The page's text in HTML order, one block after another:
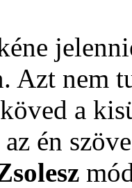
Azt nem
a
én